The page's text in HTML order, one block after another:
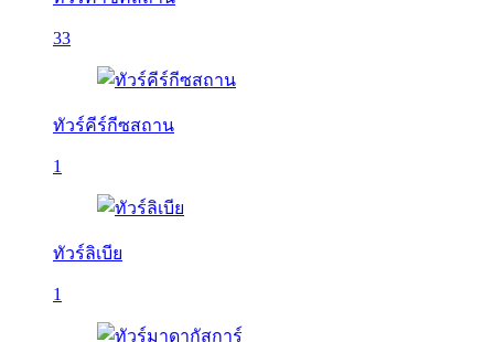
33
ทัวร์คีร์กีซสถาน
1
ทัวร์ลิเบีย
1